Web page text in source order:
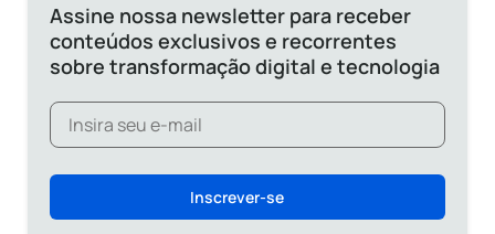
Assine nossa newsletter para receber
conteúdos exclusivos e recorrentes
sobre transformação digital e tecnologia
Inscrever-se